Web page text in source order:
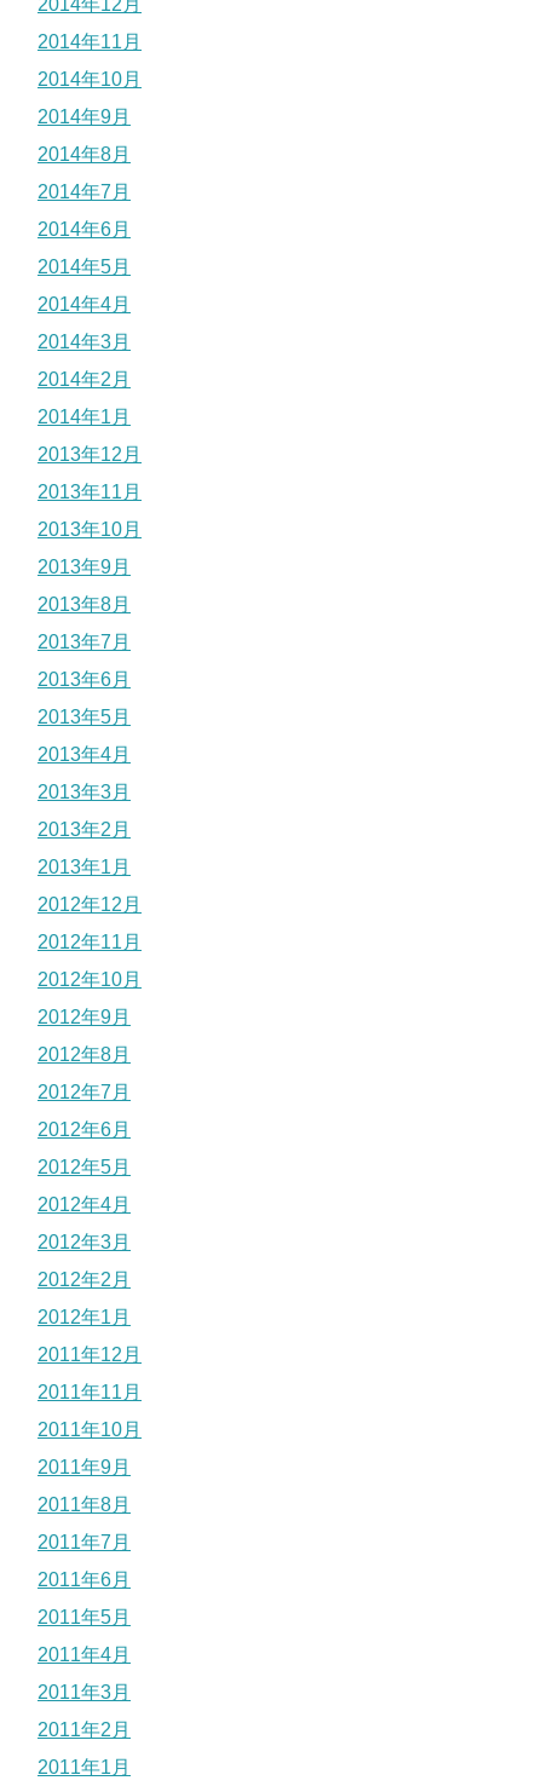
2014年11月
2014年10月
2014年9月
2014年8月
2014年7月
2014年6月
2014年5月
2014年4月
2014年3月
2014年2月
2014年1月
2013年12月
2013年11月
2013年10月
2013年9月
2013年8月
2013年7月
2013年6月
2013年5月
2013年4月
2013年3月
2013年2月
2013年1月
2012年12月
2012年11月
2012年10月
2012年9月
2012年8月
2012年7月
2012年6月
2012年5月
2012年4月
2012年3月
2012年2月
2012年1月
2011年12月
2011年11月
2011年10月
2011年9月
2011年8月
2011年7月
2011年6月
2011年5月
2011年4月
2011年3月
2011年2月
2011年1月